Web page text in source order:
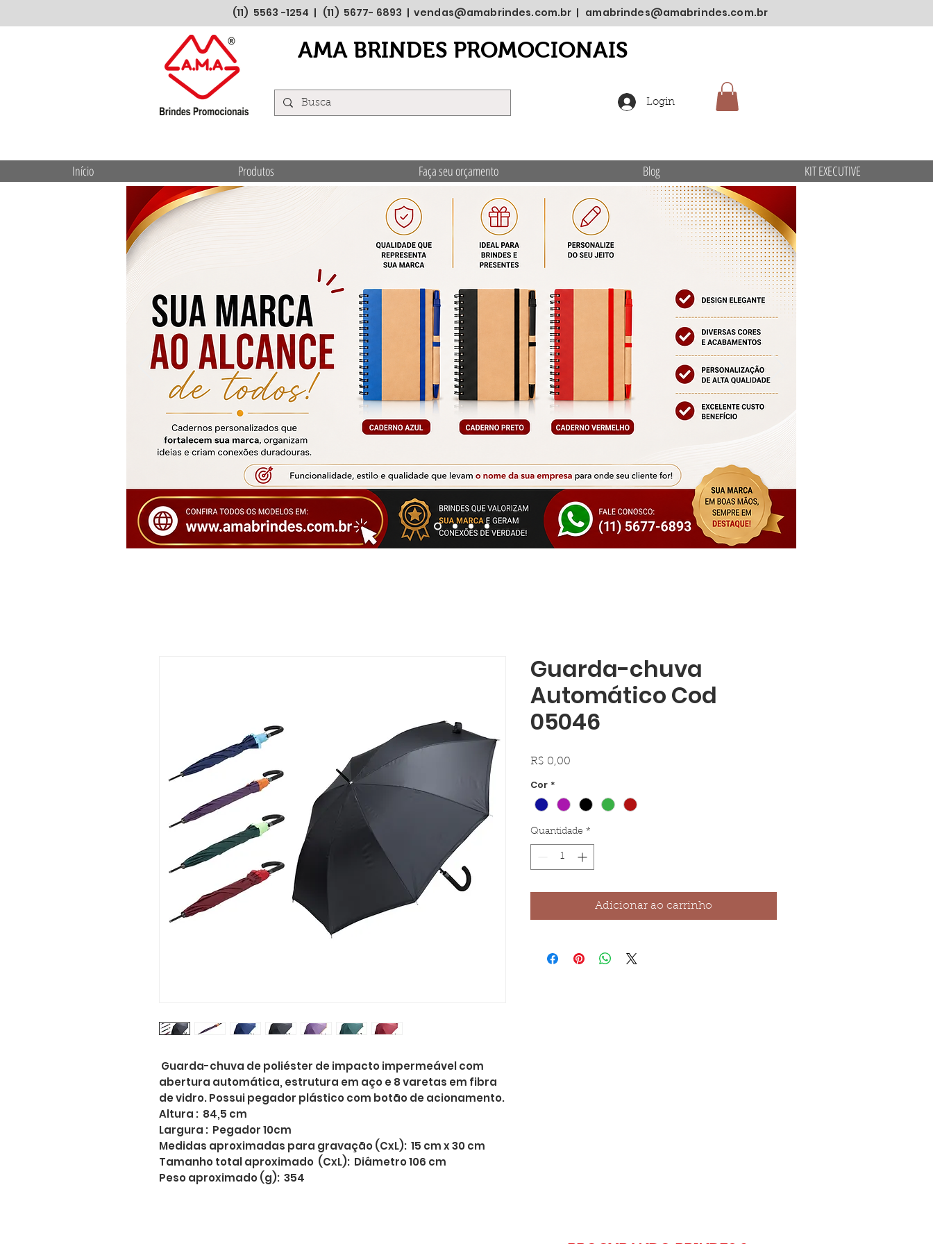
(11) 5563 -1254 | (11) 5677- 6893 |vendas@amabrindes.com.br | amabrindes@amabrindes.com.br
AMA BRINDES PROMOCIONAIS
Login
Início Produtos Faça seu orçamento Blog KIT EXECUTIVE
Guarda-chuva de poliéster de impacto impermeável com
abertura automática, estrutura em aço e 8 varetas em fibra
de vidro. Possui pegador plástico com botão de acionamento.
Altura : 84,5 cm
Largura : Pegador 10cm
Medidas aproximadas para gravação (CxL): 15 cm x 30 cm
Tamanho total aproximado (CxL): Diâmetro 106 cm
Peso aproximado (g): 354
Guarda-chuva
Automático Cod
05046
R$ 0,00
Cor *
Quantidade *
Adicionar ao carrinho